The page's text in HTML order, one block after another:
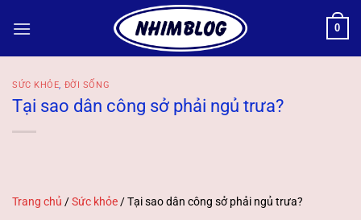
qua
0
SỨC KHỎE, ĐỜI SỐNG
Tại sao dân công sở phải ngủ trưa?
Trang chủ /Sức khỏe /Tại sao dân công sở phải ngủ trưa?